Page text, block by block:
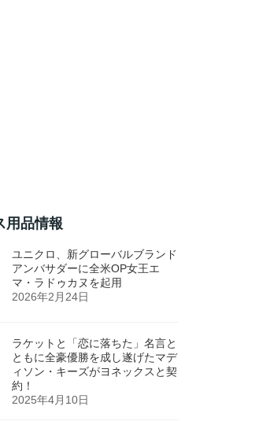
用品情報
ユニクロ、新グローバルブランド
アンバサダーに全米OP女王エ
マ・ラドゥカヌを起用
2026年2月24日
ラケットと「恋に落ちた」名言と
ともに全豪優勝を成し遂げたマデ
ィソン・キーズがヨネックスと契
約！
2025年4月10日